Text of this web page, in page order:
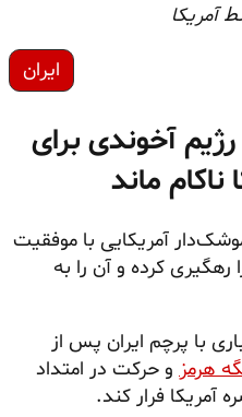
آمریکا
ایران
آخوندی برای
ناکام ماند
آمریکایی با موفقیت
کرده و آن را به
با پرچم ایران پس از
هرمز و حرکت در امتداد
آمریکا فرار کند.